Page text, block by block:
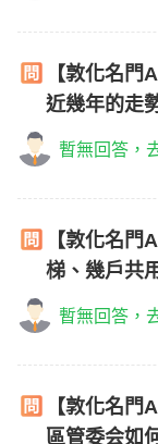
【敦化名門
近幾年的走
暫無回答，
【敦化名
梯、幾戶共
暫無回答，
【敦化名
區管委会如